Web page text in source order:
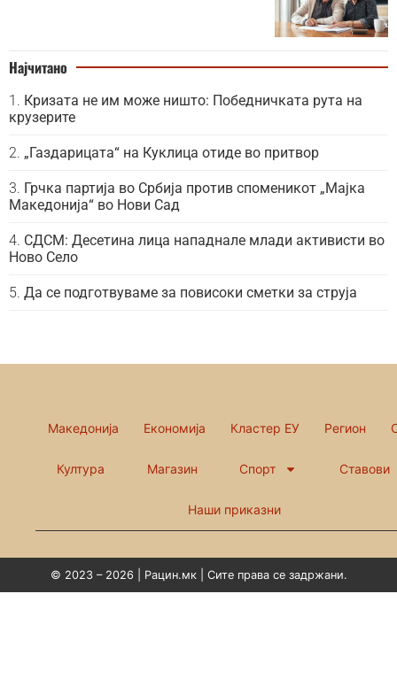
Најчитано
Кризата не им може ништо: Победничката рута на
крузерите
„Газдарицата“ на Куклица отиде во притвор
Грчка партија во Србија против споменикот „Мајка
Македонија“ во Нови Сад
СДСМ: Десетина лица нападнале млади активисти во
Ново Село
Да се подготвуваме за повисоки сметки за струја
Македонија Економија Кластер ЕУ Регион
Култура Магазин Спорт Ставови
Наши приказни
© 2023 – 2026 | Рацин.мк | Сите права се задржани.